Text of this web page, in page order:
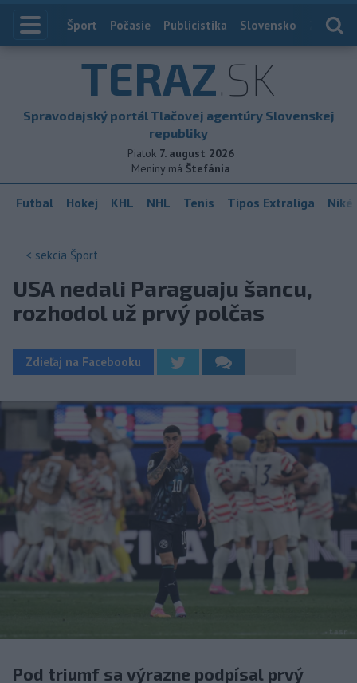
Index
Šport Počasie Publicistika Slovensko
TERAZ.SK
Spravodajský portál Tlačovej agentúry Slovenskej
republiky
Piatok 7. august 2026
Meniny má Štefánia
Futbal Hokej KHL NHL Tenis Tipos Extraliga
< sekcia Šport
USA nedali Paraguaju šancu,
rozhodol už prvý polčas
Zdieľaj na Facebooku
Pod triumf sa výrazne podpísal prvý